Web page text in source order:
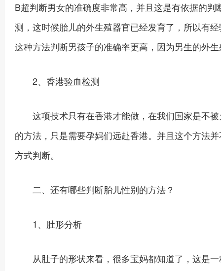
B超判断男女的准确度非常高，并且这是有依据的
测，这时候胎儿的外生殖器官已经发育了，所以有
这种方法判断男孩子的准确率更高，因为男生的外
2、香港验血检测
这项技术只有在香港才能做，在我们国家是不被
的方法，只是需要孕妈们远赴香港。并且这个方法
方式判断。
二、还有哪些判断胎儿性别的方法？
1、肚形分析
从肚子的形状来看，很多宝妈都知道了，这是一